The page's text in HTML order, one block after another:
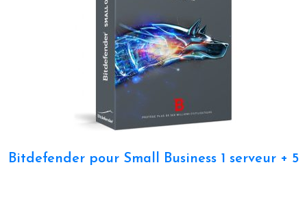
Bitdefender pour Small Business 1 serveur + 5